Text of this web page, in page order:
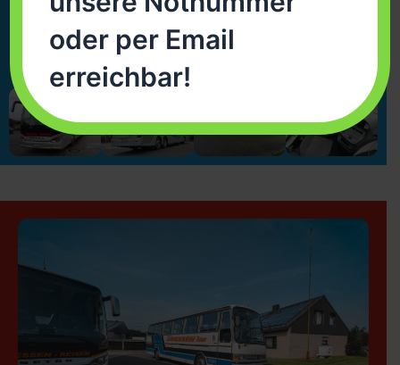
Jetzt buchen!
oder per Email
erreichbar!